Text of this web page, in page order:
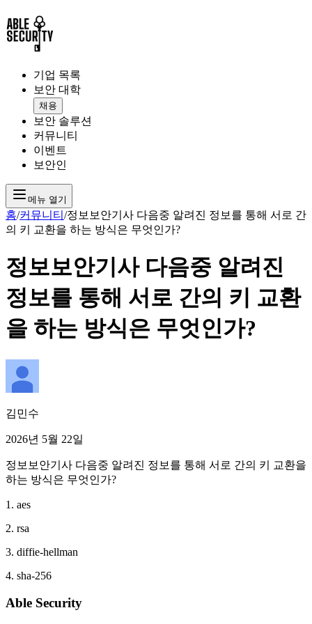
기업 목록
보안 대학
채용
보안 솔루션
커뮤니티
이벤트
보안인
메뉴 열기
홈/커뮤니티 /정보보안기사 다음중 알려진 정보를 통해 서로 간
의 키 교환을 하는 방식은 무엇인가?
정보보안기사 다음중 알려진
정보를 통해 서로 간의 키 교환
을 하는 방식은 무엇인가?
김민수
2026년 5월 22일
정보보안기사 다음중 알려진 정보를 통해 서로 간의 키 교환을
하는 방식은 무엇인가?
1. aes
2. rsa
3. diffie-hellman
4. sha-256
Able Security